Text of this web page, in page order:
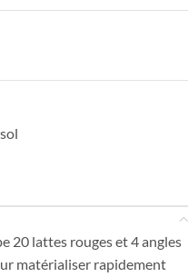
20 lattes rouges et 4 angles
matérialiser rapidement